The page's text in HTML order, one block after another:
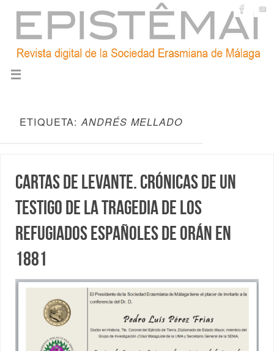
ETIQUETA:ANDRÉS MELLADO
Cartas de Levante. Crónicas de un
testigo de la tragedia de los
refugiados españoles de Orán en
1881